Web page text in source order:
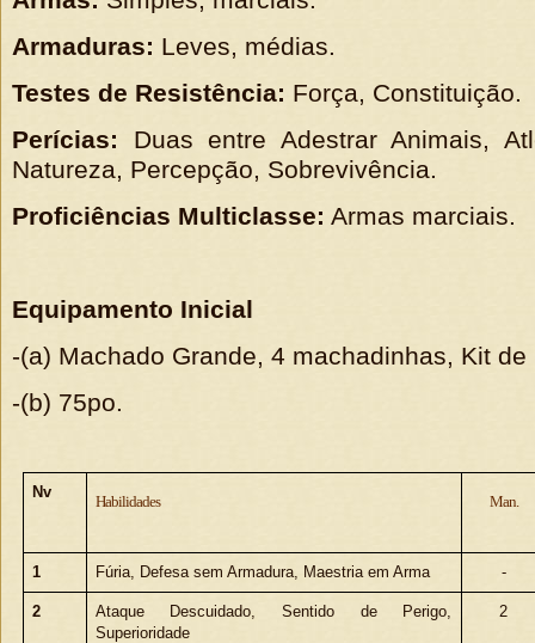
Armaduras: Leves, médias.
Testes de Resistência: Força, Constituição.
Perícias: Duas entre Adestrar Animais,
Natureza, Percepção, Sobrevivência.
Proficiências Multiclasse: Armas marciais.
Equipamento Inicial
-(a) Machado Grande, 4 machadinhas, Kit
-(b) 75po.
Nv
Habilidades Man.
1 Fúria, Defesa sem Armadura, Maestria em Arma -
2
Ataque Descuidado, Sentido de Perigo,
Superioridade
2